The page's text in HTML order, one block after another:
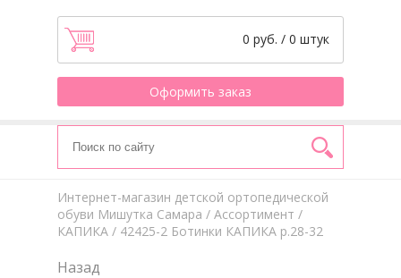
0 руб. / 0 штук
Оформить заказ
Интернет-магазин детской ортопедической
обуви Мишутка Самара / Aссортимент /
КАПИКА / 42425-2 Ботинки КАПИКА р.28-32
Назад